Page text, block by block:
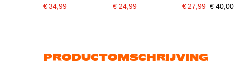
Rood Wit Blauw
€ 34,99
Turquoise Wit
€ 24,99
T-Shirt Lichtgrijs
€ 27,99 € 40,00
PRODUCTOMSCHRIJVING